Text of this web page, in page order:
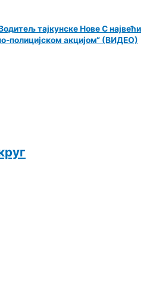
тајкунске Нове С највећи
полицијском акцијом“ (ВИДЕО)